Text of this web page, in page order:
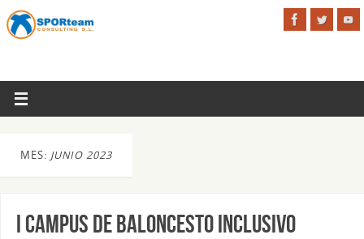
MES: JUNIO 2023
I Campus de Baloncesto INCLUSIVO